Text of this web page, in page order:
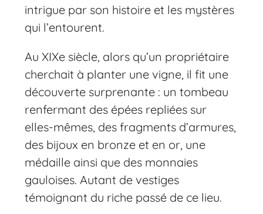
intrigue par son histoire et les mystères
qui l’entourent.
Au XIXe siècle, alors qu’un propriétaire
cherchait à planter une vigne, il fit une
découverte surprenante : un tombeau
renfermant des épées repliées sur
elles-mêmes, des fragments d’armures,
des bijoux en bronze et en or, une
médaille ainsi que des monnaies
gauloises. Autant de vestiges
témoignant du riche passé de ce lieu.